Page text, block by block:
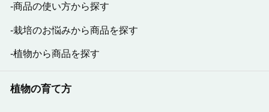
商品の使い方から探す
栽培のお悩みから商品を探す
植物から商品を探す
植物の育て方